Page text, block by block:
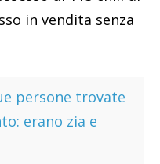
in vendita senza
persone trovate
erano zia e